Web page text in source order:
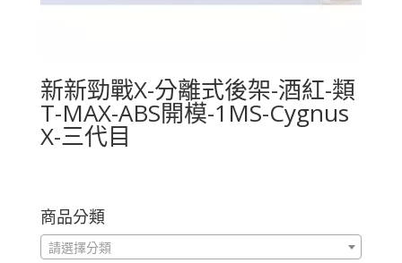
新新勁戰X-分離式後架-酒紅-類
T-MAX-ABS開模-1MS-Cygnus
X-三代目
商品分類
請選擇分類